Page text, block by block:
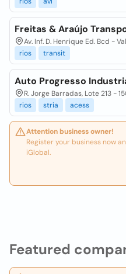
Featured
Freitas & Araújo
Av. Inf. D. Henrique Ed. Bcd -
rios
transit
Auto Progresso
R. Jorge Barradas, Lote 213 -
rios
stria acess
Attention business owner!
Register your business now
iGlobal.